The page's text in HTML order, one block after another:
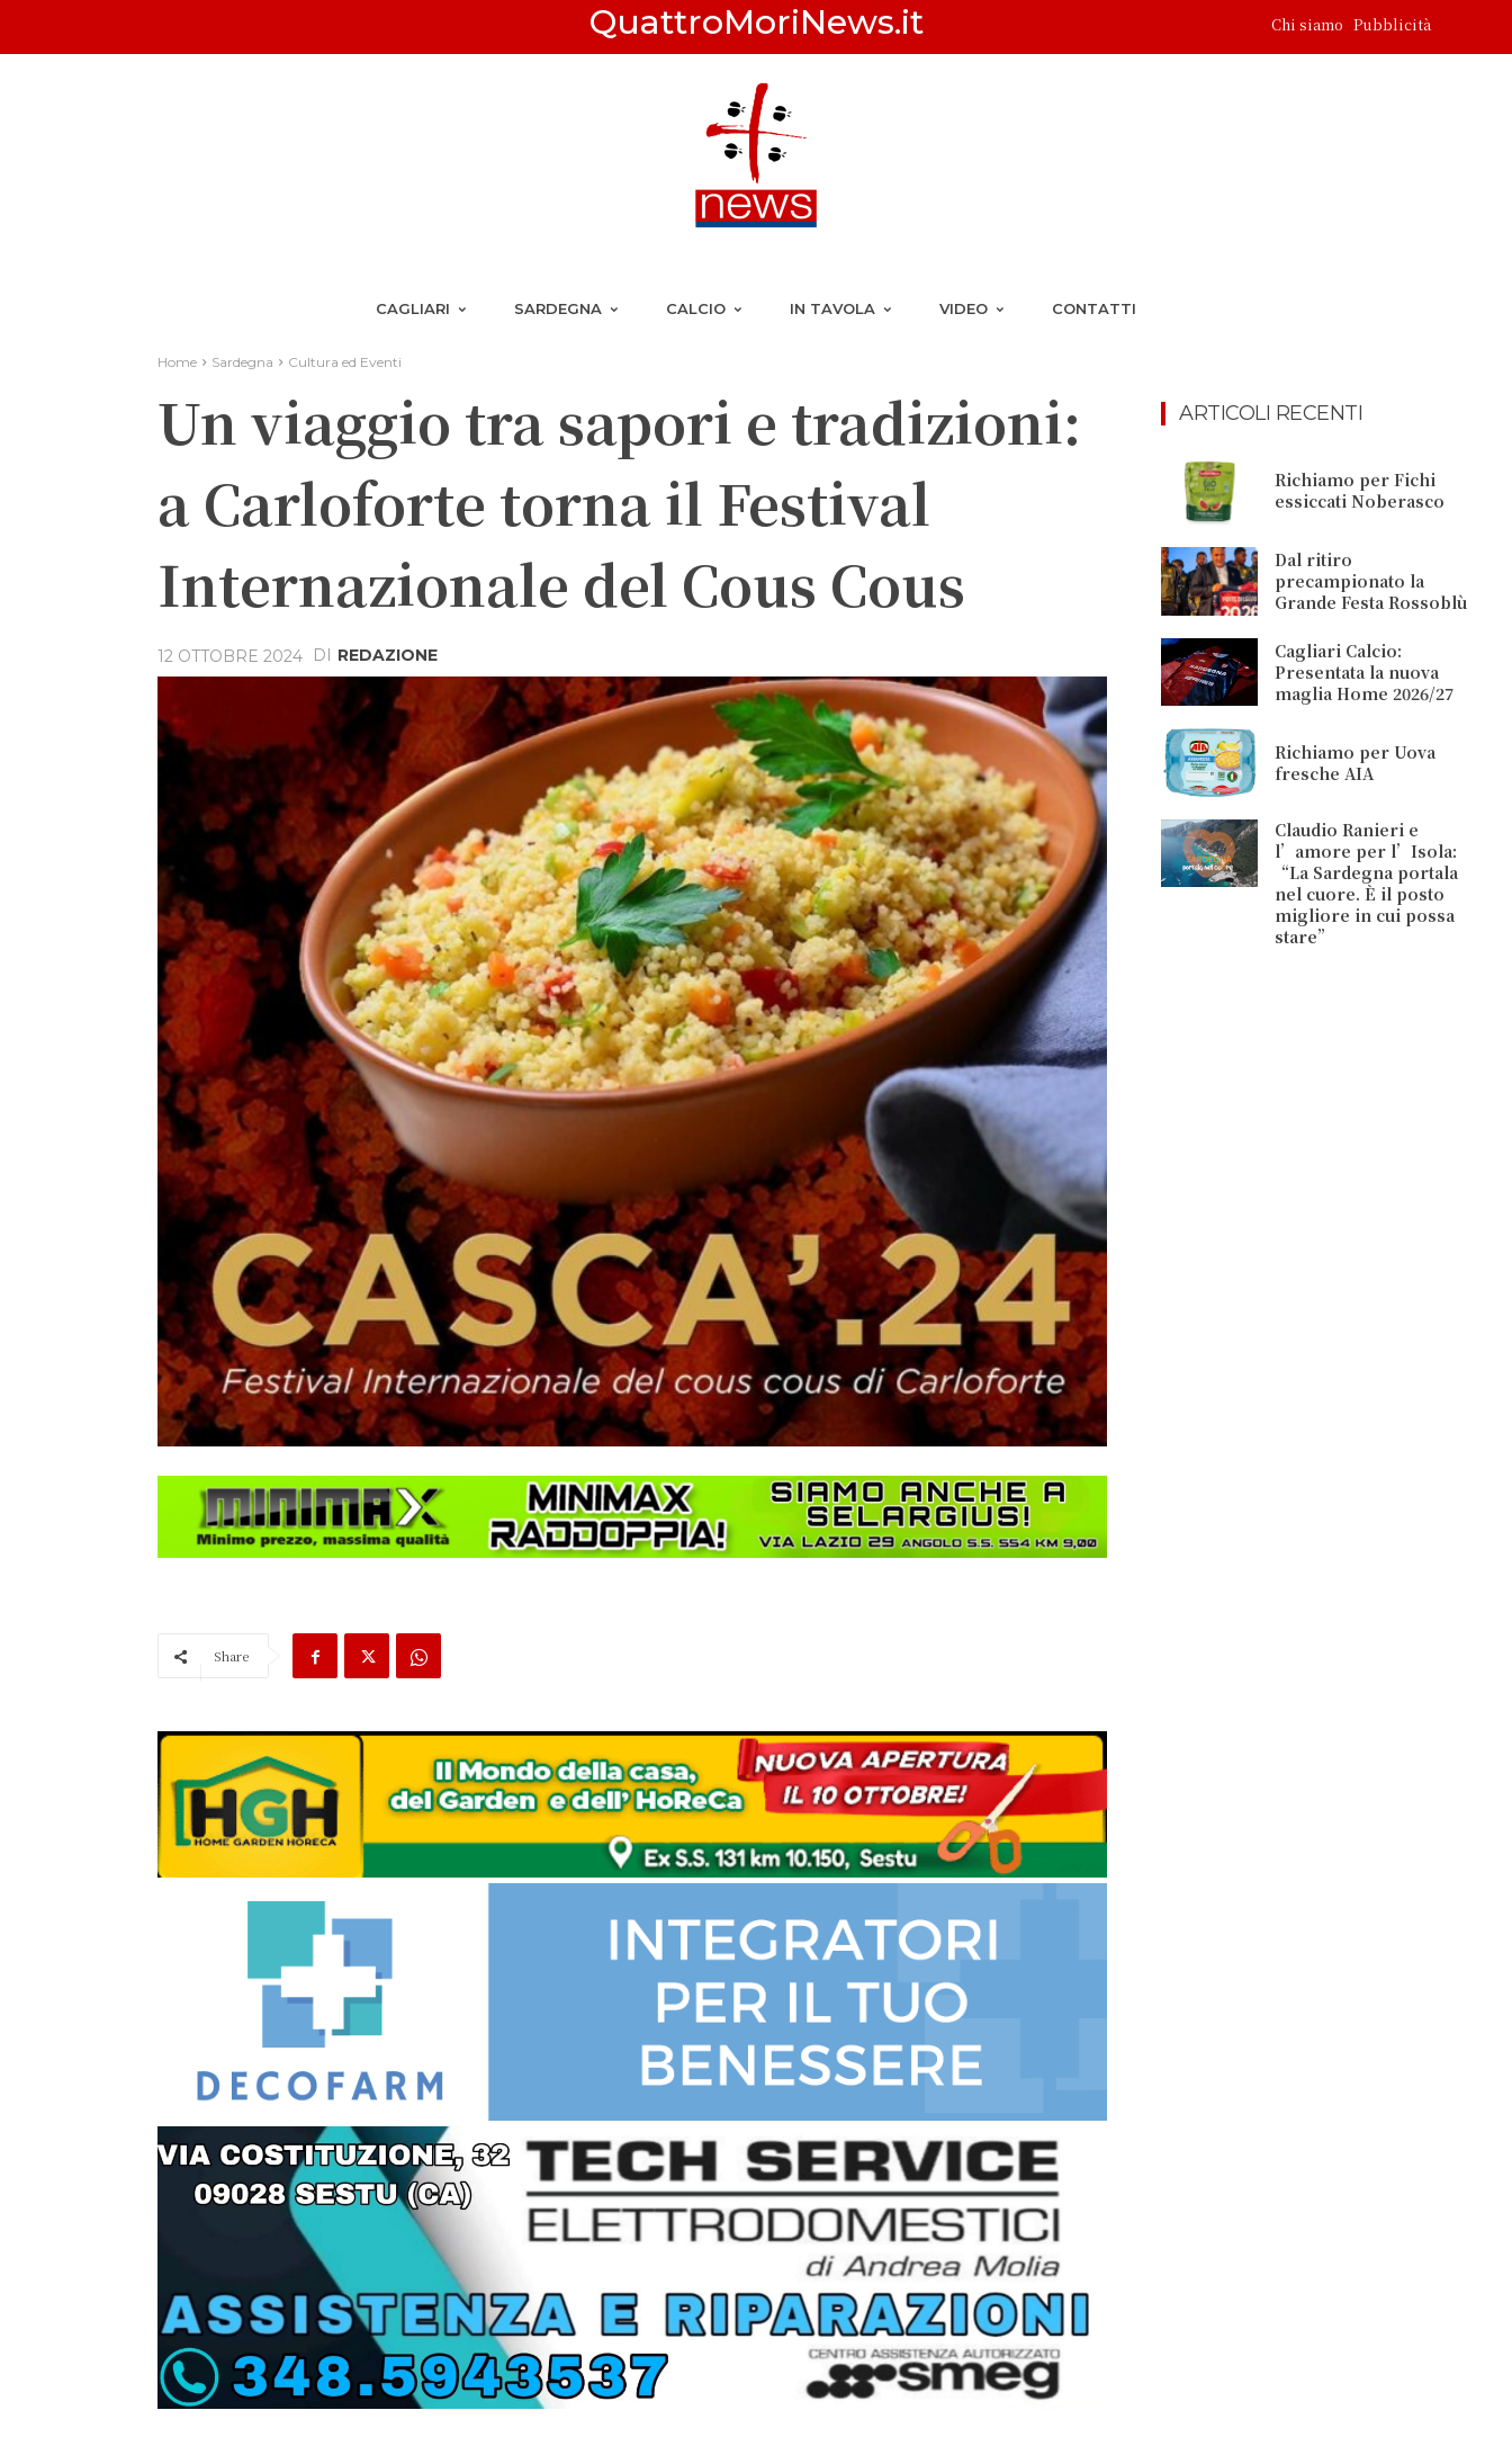
QuattroMoriNews.it Chi siamo Pubblicità
CAGLIARI SARDEGNA CALCIO IN TAVOLA VIDEO CONTATTI
Home Sardegna Cultura ed Eventi
Un viaggio tra sapori e tradizioni:
a Carloforte torna il Festival
Internazionale del Cous Cous
12 OTTOBRE 2024 DI REDAZIONE
Share
ARTICOLI RECENTI
Richiamo per Fichi
essiccati Noberasco
Dal ritiro
precampionato la
Grande Festa Rossoblù
Cagliari Calcio:
Presentata la nuova
maglia Home 2026/27
Richiamo per Uova
fresche AIA
Claudio Ranieri e
l’amore per l’Isola:
“La Sardegna portala
nel cuore. È il posto
migliore in cui possa
stare”